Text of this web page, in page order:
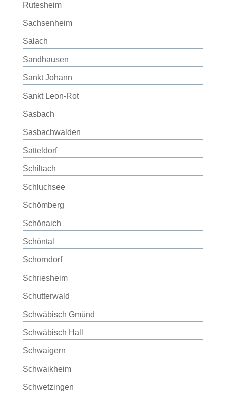
Rutesheim
Sachsenheim
Salach
Sandhausen
Sankt Johann
Sankt Leon-Rot
Sasbach
Sasbachwalden
Satteldorf
Schiltach
Schluchsee
Schömberg
Schönaich
Schöntal
Schorndorf
Schriesheim
Schutterwald
Schwäbisch Gmünd
Schwäbisch Hall
Schwaigern
Schwaikheim
Schwetzingen